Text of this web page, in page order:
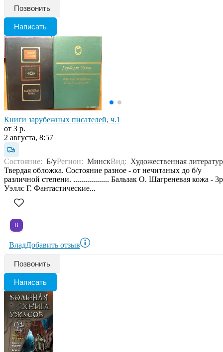
Позвонить
Написать
Книги зарубежных писателей, ч.1
от 3 р.
2 августа, 8:57
Состояние: Б/уРегион: МинскВид: Художественная
Твердая обложка. Состояние разное - от нечитаных до б/у
различной степени. .................. Бальзак О. Шагреневая кожа - 3р
Уэллс Г. Фантастические...
В
ВладДобавить отзыв
Позвонить
Написать